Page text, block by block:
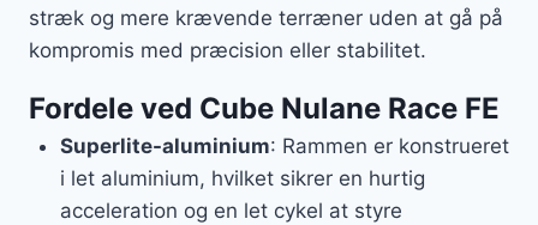
stræk og mere krævende terræner uden at gå på
kompromis med præcision eller stabilitet.
Fordele ved Cube Nulane Race FE
Superlite-aluminium: Rammen er konstrueret
i let aluminium, hvilket sikrer en hurtig
acceleration og en let cykel at styre